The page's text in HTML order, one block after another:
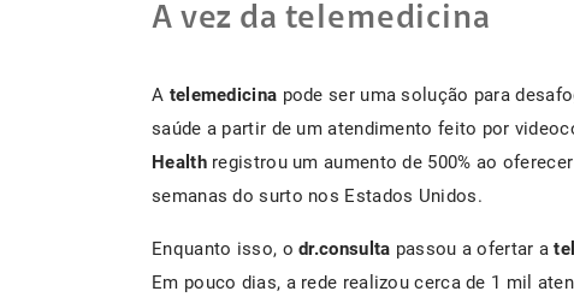
A vez da telemedicina
A telemedicina pode ser uma solução para
saúde a partir de um atendimento feito por
Health registrou um aumento de 500% ao
semanas do surto nos Estados Unidos.
Enquanto isso, odr.consulta passou a ofertar a
Em pouco dias, a rede realizou cerca de 1 mil